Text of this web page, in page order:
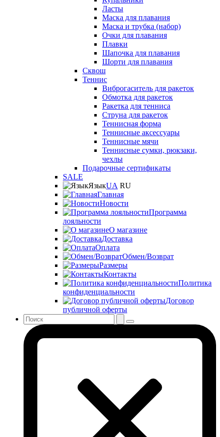
Ласты
Маска для плавания
Маска и трубка (набор)
Очки для плавания
Плавки
Шапочка для плавания
Шорти для плавания
Сквош
Теннис
Виброгаситель для ракеток
Обмотка для ракеток
Ракетка для тенниса
Струна для ракеток
Теннисная форма
Теннисные аксессуары
Теннисные мячи
Теннисные сумки, рюкзаки,
чехлы
Подарочные сертификаты
SALE
ЯзыкUA RU
Главная
Новости
Программа
лояльности
О магазине
Доставка
Оплата
Обмен/Возврат
Размеры
Контакты
Политика
конфиденциальности
Договор
публичной оферты